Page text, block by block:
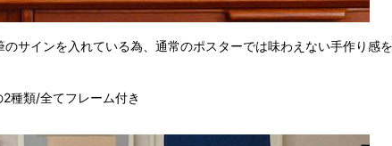
サインを入れている為、通常のポスターでは味わえない手作り
種類/全てフレーム付き